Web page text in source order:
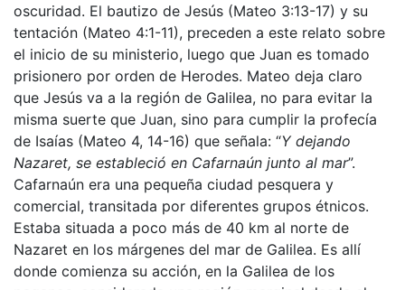
oscuridad. El bautizo de Jesús (Mateo 3:13-17) y su
tentación (Mateo 4:1-11), preceden a este relato sobre
el inicio de su ministerio, luego que Juan es tomado
prisionero por orden de Herodes. Mateo deja claro
que Jesús va a la región de Galilea, no para evitar la
misma suerte que Juan, sino para cumplir la profecía
de Isaías (Mateo 4, 14-16) que señala: “Y dejando
Nazaret, se estableció en Cafarnaún junto al mar”.
Cafarnaún era una pequeña ciudad pesquera y
comercial, transitada por diferentes grupos étnicos.
Estaba situada a poco más de 40 km al norte de
Nazaret en los márgenes del mar de Galilea. Es allí
donde comienza su acción, en la Galilea de los